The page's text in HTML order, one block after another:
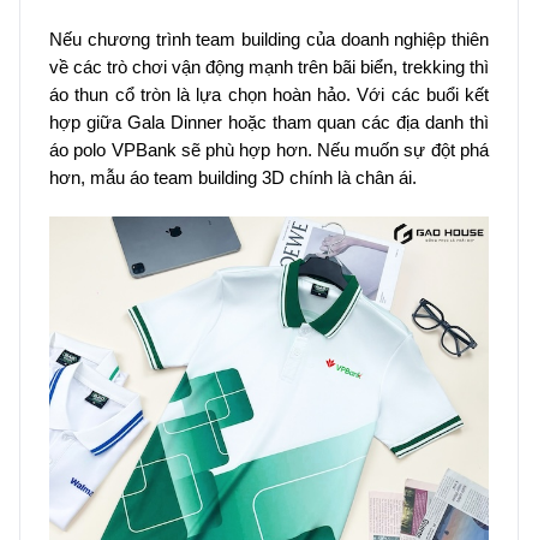
Nếu chương trình team building của doanh nghiệp thiên
về các trò chơi vận động mạnh trên bãi biển, trekking thì
áo thun cổ tròn là lựa chọn hoàn hảo. Với các buổi kết
hợp giữa Gala Dinner hoặc tham quan các địa danh thì
áo polo VPBank sẽ phù hợp hơn. Nếu muốn sự đột phá
hơn, mẫu áo team building 3D chính là chân ái.